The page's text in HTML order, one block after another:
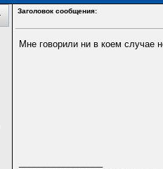
Заголовок сообщения:
Мне говорили ни в коем случае